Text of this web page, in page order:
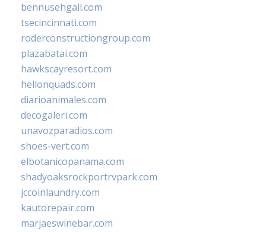
bennusehgall.com
tsecincinnati.com
roderconstructiongroup.com
plazabatai.com
hawkscayresort.com
hellonquads.com
diarioanimales.com
decogaleri.com
unavozparadios.com
shoes-vert.com
elbotanicopanama.com
shadyoaksrockportrvpark.com
jccoinlaundry.com
kautorepair.com
marjaeswinebar.com